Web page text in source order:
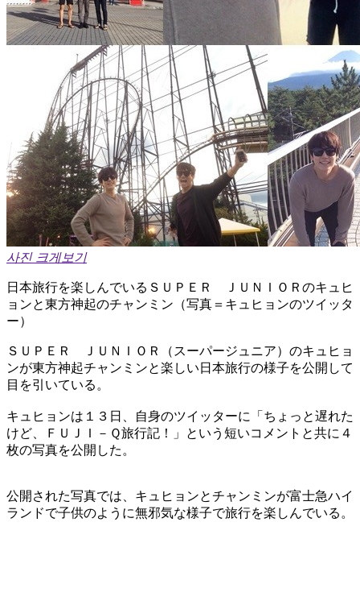
사진 크게보기
日本旅行を楽しんでいるＳＵＰＥＲ ＪＵＮＩＯＲのキュヒ
ョンと東方神起のチャンミン（写真＝キュヒョンのツイッタ
ー）
ＳＵＰＥＲ ＪＵＮＩＯＲ（スーパージュニア）のキュヒョ
ンが東方神起チャンミンと楽しい日本旅行の様子を公開して
目を引いている。
キュヒョンは１３日、自身のツイッターに「ちょっと遅れた
けど、ＦＵＪＩ－Ｑ旅行記！」という短いコメントと共に４
枚の写真を公開した。
公開された写真では、キュヒョンとチャンミンが富士急ハイ
ランドで子供のように無邪気な様子で旅行を楽しんでいる。